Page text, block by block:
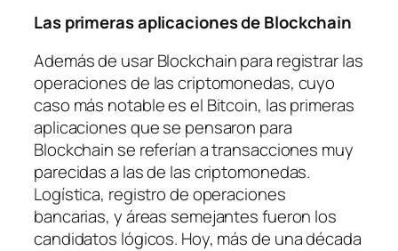
Las primeras aplicaciones de Blockchain
Además de usar Blockchain para registrar las
operaciones de las criptomonedas, cuyo
caso más notable es el Bitcoin, las primeras
aplicaciones que se pensaron para
Blockchain se referían a transacciones muy
parecidas a las de las criptomonedas.
Logística, registro de operaciones
bancarias, y áreas semejantes fueron los
candidatos lógicos. Hoy, más de una década